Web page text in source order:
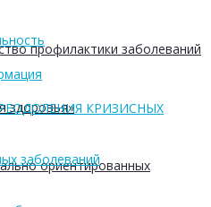
профилактики заболеваний
здоровья»
ориентированных
КРИЗИСНЫХ
заболеваний